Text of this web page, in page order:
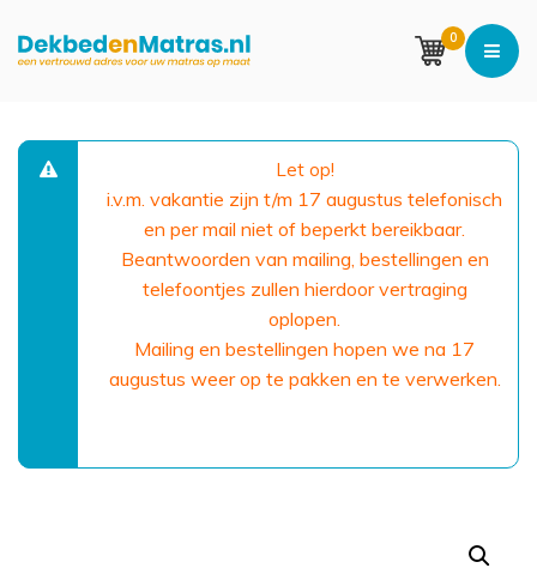
0
Let op!
i.v.m. vakantie zijn t/m 17 augustus telefonisch
en per mail niet of beperkt bereikbaar.
Beantwoorden van mailing, bestellingen en
telefoontjes zullen hierdoor vertraging
oplopen.
Mailing en bestellingen hopen we na 17
augustus weer op te pakken en te verwerken.